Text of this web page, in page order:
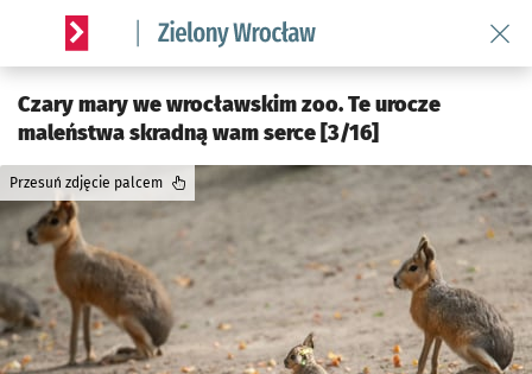
Serwis informacyjny wroclaw.pl podserwis: Środowisko we
Czary mary we wrocławskim zoo. Te urocze
maleństwa skradną wam serce [3/16]
Przesuń zdjęcie palcem